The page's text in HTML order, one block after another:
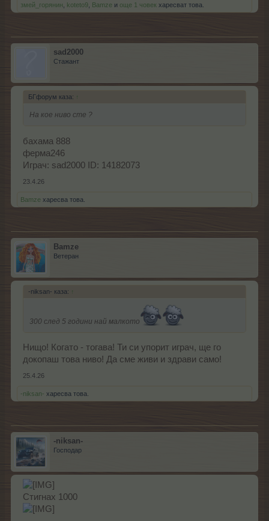
змей_горянин koteto9 Bamze и още 1 човек харесват това.
sad2000
Стажант
БГфорум каза: ↑
На кое ниво сте ?
бахама 888
ферма246
Играч: sad2000 ID: 14182073
23.4.26
Bamze харесва това.
Bamze
Ветеран
-niksan- каза: ↑
300 след 5 години най малкото
Нищо! Когато - тогава! Ти си упорит играч, ще го
докопаш това ниво! Да сме живи и здрави само!
25.4.26
-niksan- харесва това.
-niksan-
Господар
Стигнах 1000